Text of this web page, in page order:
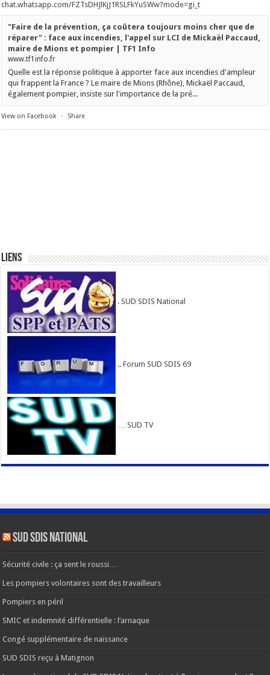
chat.whatsapp.com/FZTsDHJlKjJ1RSLFkYuSWw?mode=gi_t
"Faire de la prévention, ça coûtera toujours moins cher que de
réparer" : face aux incendies, l'appel sur LCI de Mickaël Paccaud,
maire de Mions et pompier | TF1 Info
www.tf1info.fr
Quelle est la réponse politique à apporter face aux incendies d'ampleur
qui frappent la France ? Le maire de Mions (Rhône), Mickaël Paccaud,
également pompier, insiste sur l'importance de la pré...
View on Facebook · Share
Liens
. SUD SDIS National
.. Forum SUD SDIS 69
… SUD TV
SUD SDIS national
Sécurité civile : ça sent le roussi…
Les pompiers volontaires sont des travailleurs
Pompiers en péril
SMIC et indemnité différentielle : l’arnaque
Congé supplémentaire de naissance
SUD SDIS reçu à Matignon